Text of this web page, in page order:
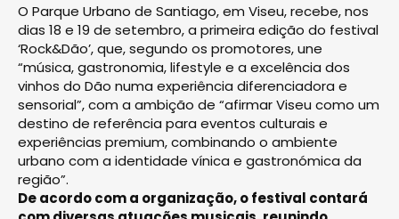
O Parque Urbano de Santiago, em Viseu, recebe, nos
dias 18 e 19 de setembro, a primeira edição do festival
‘Rock&Dão’, que, segundo os promotores, une
“música, gastronomia, lifestyle e a excelência dos
vinhos do Dão numa experiência diferenciadora e
sensorial”, com a ambição de “afirmar Viseu como um
destino de referência para eventos culturais e
experiências premium, combinando o ambiente
urbano com a identidade vínica e gastronómica da
região”.
De acordo com a organização, o festival contará